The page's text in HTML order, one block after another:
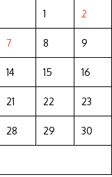
1 2
7 8 9
14 15 16
21 22 23
28 29 30